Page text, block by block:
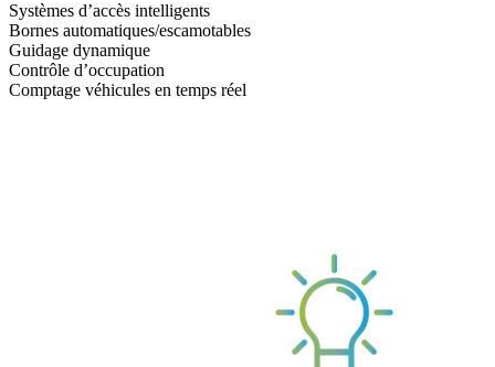
Systèmes d’accès intelligents
Bornes automatiques/escamotables
Guidage dynamique
Contrôle d’occupation
Comptage véhicules en temps réel